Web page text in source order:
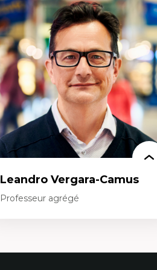
(attraction et fidélisation de la main-
d’œuvre)
Responsabilité sociale des organisations
Interventions organisationnelles
Comportement organisationnel
(mobilisation au travail)
Recherche qualitative
Éthique des affaires
Leandro Vergara-Camus
Professeur agrégé
Amérique latine